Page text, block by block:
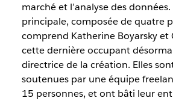
marché et l’analyse des données.
principale, composée de quatre
comprend Katherine Boyarsky et
cette dernière occupant
directrice de la création. Elles
soutenues par une équipe
15 personnes, et ont bâti leur